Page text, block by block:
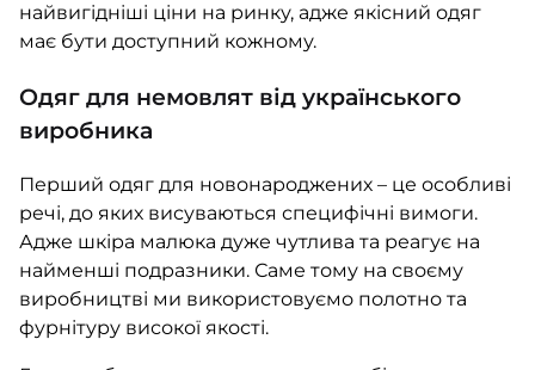
найвигідніші ціни на ринку, адже якісний одяг
має бути доступний кожному.
Одяг для немовлят від українського
виробника
Перший одяг для новонароджених – це особливі
речі, до яких висуваються специфічні вимоги.
Адже шкіра малюка дуже чутлива та реагує на
найменші подразники. Саме тому на своєму
виробництві ми використовуємо полотно та
фурнітуру високої якості.